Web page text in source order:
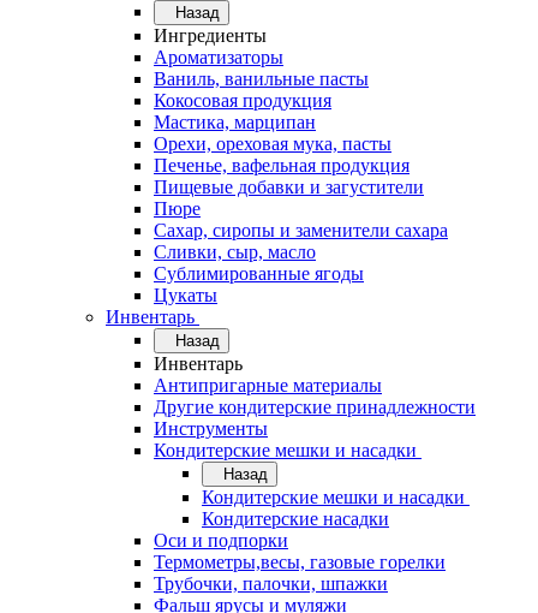
Назад
Ингредиенты
Ароматизаторы
Ваниль, ванильные пасты
Кокосовая продукция
Мастика, марципан
Орехи, ореховая мука, пасты
Печенье, вафельная продукция
Пищевые добавки и загустители
Пюре
Сахар, сиропы и заменители сахара
Сливки, сыр, масло
Сублимированные ягоды
Цукаты
Инвентарь
Назад
Инвентарь
Антипригарные материалы
Другие кондитерские принадлежности
Инструменты
Кондитерские мешки и насадки
Назад
Кондитерские мешки и насадки
Кондитерские насадки
Оси и подпорки
Термометры,весы, газовые горелки
Трубочки, палочки, шпажки
Фальш ярусы и муляжи